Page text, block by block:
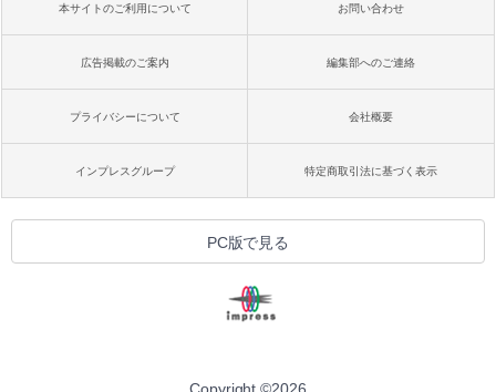
本サイトのご利用について お問い合わせ
広告掲載のご案内 編集部へのご連絡
プライバシーについて 会社概要
インプレスグループ 特定商取引法に基づく表示
PC版で見る
Copyright ©2026